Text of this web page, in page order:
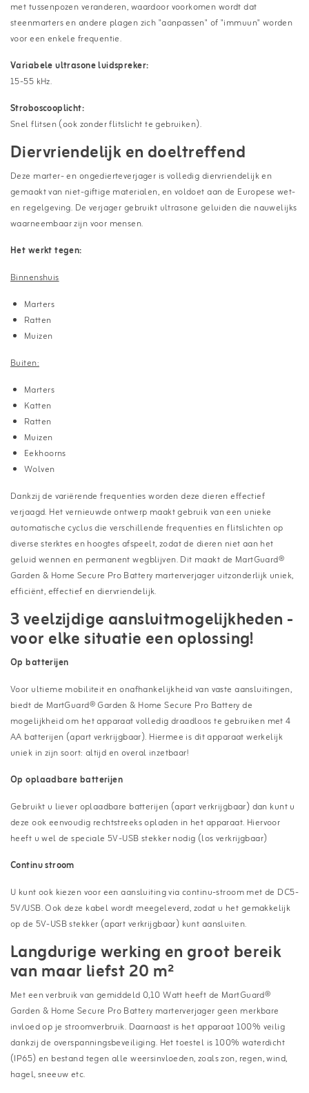
met tussenpozen veranderen, waardoor voorkomen wordt dat
steenmarters en andere plagen zich "aanpassen" of "immuun" worden
voor een enkele frequentie.
Variabele ultrasone luidspreker:
15-55 kHz.
Stroboscooplicht:
Snel flitsen (ook zonder flitslicht te gebruiken).
Diervriendelijk en doeltreffend
Deze marter- en ongedierteverjager is volledig diervriendelijk en
gemaakt van niet-giftige materialen, en voldoet aan de Europese wet-
en regelgeving. De verjager gebruikt ultrasone geluiden die nauwelijks
waarneembaar zijn voor mensen.
Het werkt tegen:
Binnenshuis
Marters
Ratten
Muizen
Buiten:
Marters
Katten
Ratten
Muizen
Eekhoorns
Wolven
Dankzij de variërende frequenties worden deze dieren effectief
verjaagd. Het vernieuwde ontwerp maakt gebruik van een unieke
automatische cyclus die verschillende frequenties en flitslichten op
diverse sterktes en hoogtes afspeelt, zodat de dieren niet aan het
geluid wennen en permanent wegblijven. Dit maakt de MartGuard®
Garden & Home Secure Pro Battery marterverjager uitzonderlijk uniek,
efficiënt, effectief en diervriendelijk.
3 veelzijdige aansluitmogelijkheden -
voor elke situatie een oplossing!
Op batterijen
Voor ultieme mobiliteit en onafhankelijkheid van vaste aansluitingen,
biedt de MartGuard® Garden & Home Secure Pro Battery de
mogelijkheid om het apparaat volledig draadloos te gebruiken met 4
AA batterijen (apart verkrijgbaar). Hiermee is dit apparaat werkelijk
uniek in zijn soort: altijd en overal inzetbaar!
Op oplaadbare batterijen
Gebruikt u liever oplaadbare batterijen (apart verkrijgbaar) dan kunt u
deze ook eenvoudig rechtstreeks opladen in het apparaat. Hiervoor
heeft u wel de speciale 5V-USB stekker nodig (los verkrijgbaar)
Continu stroom
U kunt ook kiezen voor een aansluiting via continu-stroom met de DC5-
5V/USB. Ook deze kabel wordt meegeleverd, zodat u het gemakkelijk
op de 5V-USB stekker (apart verkrijgbaar) kunt aansluiten.
Langdurige werking en groot bereik
van maar liefst 20 m²
Met een verbruik van gemiddeld 0,10 Watt heeft de MartGuard®
Garden & Home Secure Pro Battery marterverjager geen merkbare
invloed op je stroomverbruik. Daarnaast is het apparaat 100% veilig
dankzij de overspanningsbeveiliging. Het toestel is 100% waterdicht
(IP65) en bestand tegen alle weersinvloeden, zoals zon, regen, wind,
hagel, sneeuw etc.